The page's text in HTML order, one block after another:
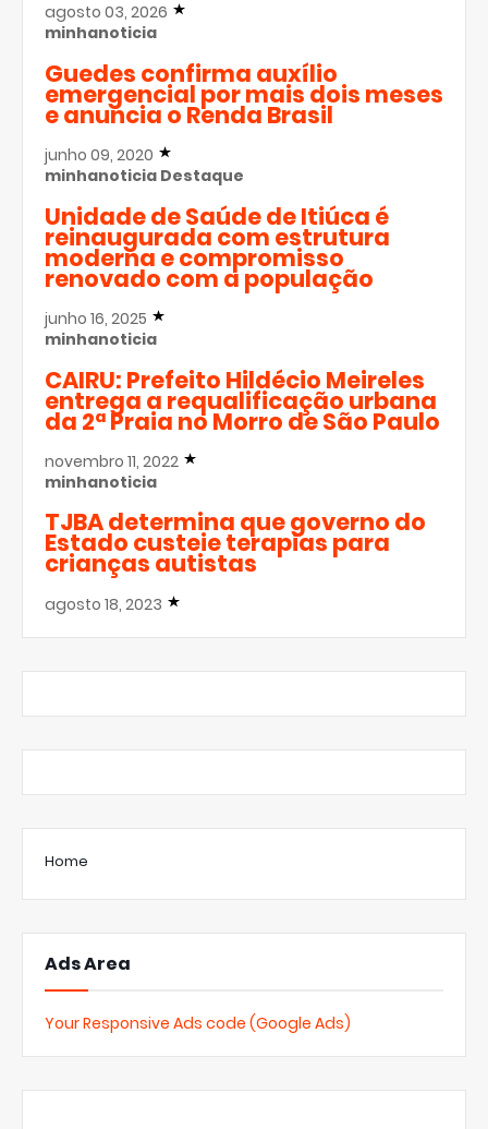
agosto 03, 2026
minhanoticia
Guedes confirma auxílio
emergencial por mais dois meses
e anuncia o Renda Brasil
junho 09, 2020
minhanoticia Destaque
Unidade de Saúde de Itiúca é
reinaugurada com estrutura
moderna e compromisso
renovado com a população
junho 16, 2025
minhanoticia
CAIRU: Prefeito Hildécio Meireles
entrega a requalificação urbana
da 2ª Praia no Morro de São Paulo
novembro 11, 2022
minhanoticia
TJBA determina que governo do
Estado custeie terapias para
crianças autistas
agosto 18, 2023
Home
Ads Area
Your Responsive Ads code (Google Ads)